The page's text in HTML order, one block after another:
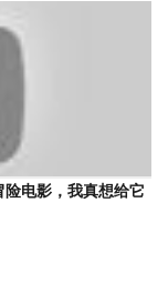
险电影，我真想给它